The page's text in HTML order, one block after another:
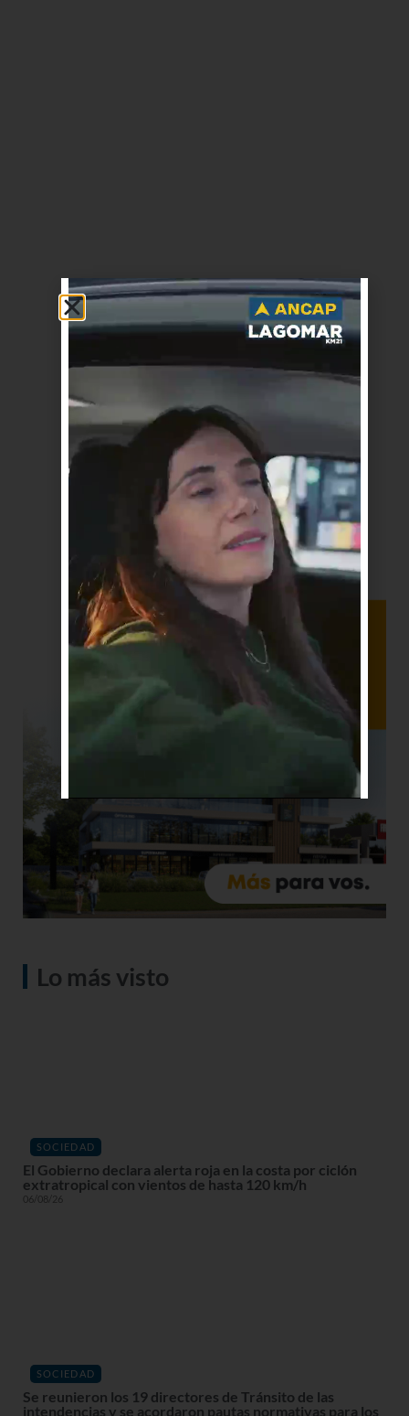
Lo más visto
SOCIEDAD
El Gobierno declara alerta roja en la costa por ciclón
extratropical con vientos de hasta 120 km/h
06/08/26
SOCIEDAD
Se reunieron los 19 directores de Tránsito de las
intendencias y se acordaron pautas normativas para los